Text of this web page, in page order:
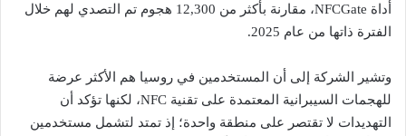
أداة NFCGate، مقارنة بأكثر من 12,300 هجوم تم التصدي لهم خلال
الفترة ذاتها من عام 2025.
وتشير الشركة إلى أن المستخدمين في روسيا هم الأكثر عرضة
للهجمات السيبرانية المعتمدة على تقنية NFC، لكنها تؤكد أن
التهديدات لا تقتصر على منطقة واحدة؛ إذ تمتد لتشمل مستخدمين